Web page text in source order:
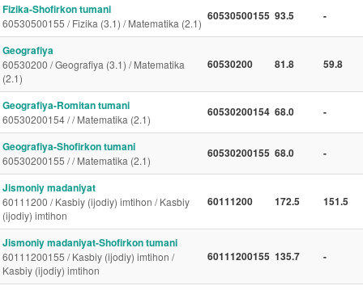
Fizika-Shofirkon tumani
60530500155 / Fizika (3.1) / Matematika (2.1)
60530500155 93.5 -
Geografiya
60530200 / Geografiya (3.1) / Matematika
(2.1)
60530200 81.8 59.8
Geografiya-Romitan tumani
60530200154 / / Matematika (2.1)
60530200154 68.0 -
Geografiya-Shofirkon tumani
60530200155 / / Matematika (2.1)
60530200155 68.0 -
Jismoniy madaniyat
60111200 / Kasbiy (ijodiy) imtihon / Kasbiy
(ijodiy) imtihon
60111200 172.5 151.5
Jismoniy madaniyat-Shofirkon tumani
60111200155 / Kasbiy (ijodiy) imtihon /
Kasbiy (ijodiy) imtihon
60111200155 135.7 -